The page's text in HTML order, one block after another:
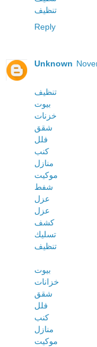
تنظيف
Reply
Unknown
تنظيف
بيوت
خزنات
شقق
فلل
كنب
منازل
موكيت
شفط
عزل
عزل
كشف
تسليك
تنظيف
بيوت
خزانات
شقق
فلل
كنب
منازل
موكيت